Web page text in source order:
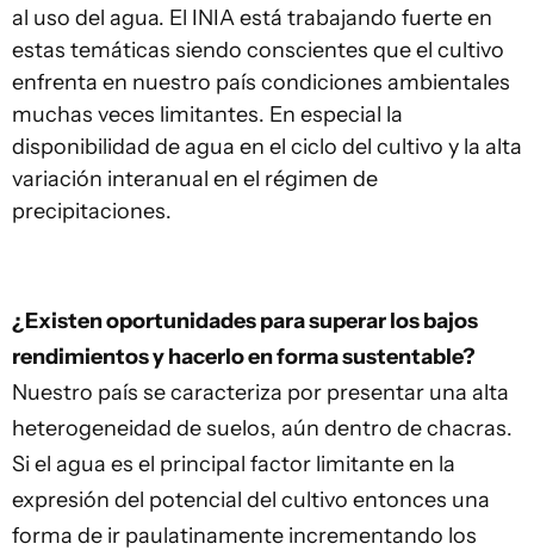
al uso del agua. El INIA está trabajando fuerte en
estas temáticas siendo conscientes que el cultivo
enfrenta en nuestro país condiciones ambientales
muchas veces limitantes. En especial la
disponibilidad de agua en el ciclo del cultivo y la alta
variación interanual en el régimen de
precipitaciones.
¿Existen oportunidades para superar los bajos
rendimientos y hacerlo en forma sustentable?
Nuestro país se caracteriza por presentar una alta
heterogeneidad de suelos, aún dentro de chacras.
Si el agua es el principal factor limitante en la
expresión del potencial del cultivo entonces una
forma de ir paulatinamente incrementando los